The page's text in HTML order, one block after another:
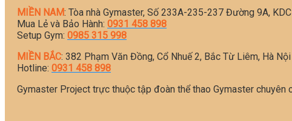
MIỀN NAM: Tòa nhà Gymaster, Số 233A-235-237 Đường 9A,
Mua Lẻ và Bảo Hành: 0931 458 898
Setup Gym: 0985 315 998
MIỀN BẮC: 382 Phạm Văn Đồng, Cổ Nhuế 2, Bắc Từ Liêm, Hà Nội
Hotline: 0931 458 898
Gymaster Project trực thuộc tập đoàn thể thao Gymaster chuyên